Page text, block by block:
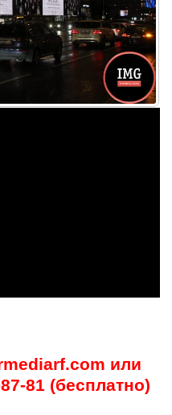
или
81 (бесплатно)